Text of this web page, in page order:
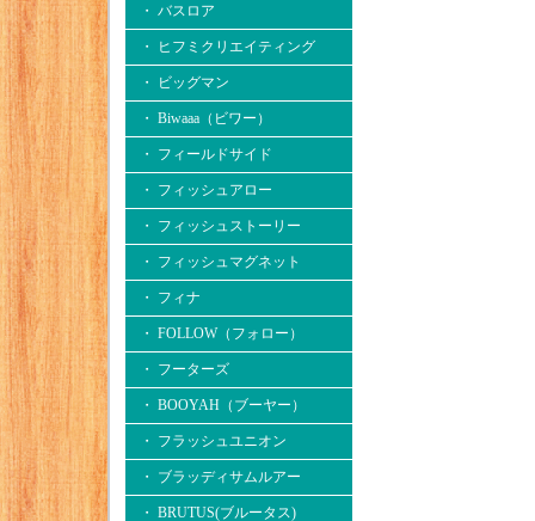
・ バスロア
・ ヒフミクリエイティング
・ ビッグマン
・ Biwaaa（ビワー）
・ フィールドサイド
・ フィッシュアロー
・ フィッシュストーリー
・ フィッシュマグネット
・ フィナ
・ FOLLOW（フォロー）
・ フーターズ
・ BOOYAH（ブーヤー）
・ フラッシュユニオン
・ ブラッディサムルアー
・ BRUTUS(ブルータス)